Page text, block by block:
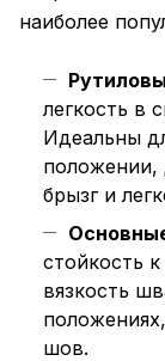
наиболее
легкость в
Идеальны
положении,
брызг и
стойкость
вязкость
шов.